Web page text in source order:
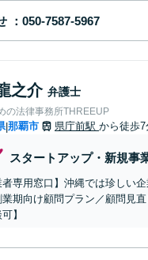
之介 弁護士
の法律事務所THREEUP
|那覇市 県庁前駅 から徒歩7
スタートアップ・新規事
者専用窓口】沖縄では珍しい
業期向け顧問プラン／顧問見
】